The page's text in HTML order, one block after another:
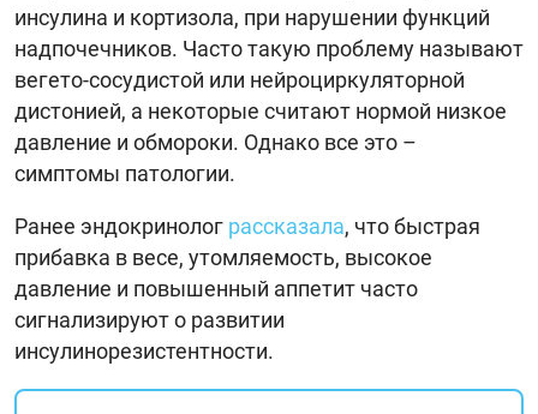
инсулина и кортизола, при нарушении функций
надпочечников. Часто такую проблему называют
вегето-сосудистой или нейроциркуляторной
дистонией, а некоторые считают нормой низкое
давление и обмороки. Однако все это –
симптомы патологии.
Ранее эндокринолог рассказала, что быстрая
прибавка в весе, утомляемость, высокое
давление и повышенный аппетит часто
сигнализируют о развитии
инсулинорезистентности.